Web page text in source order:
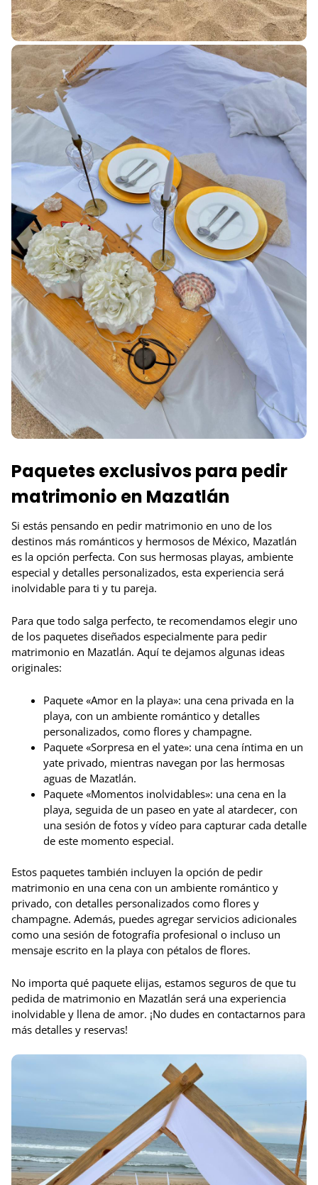
Paquetes exclusivos para pedir
matrimonio en Mazatlán
Si estás pensando en pedir matrimonio en uno de los
destinos más románticos y hermosos de México, Mazatlán
es la opción perfecta. Con sus hermosas playas, ambiente
especial y detalles personalizados, esta experiencia será
inolvidable para ti y tu pareja.
Para que todo salga perfecto, te recomendamos elegir uno
de los paquetes diseñados especialmente para pedir
matrimonio en Mazatlán. Aquí te dejamos algunas ideas
originales:
Paquete «Amor en la playa»: una cena privada en la
playa, con un ambiente romántico y detalles
personalizados, como flores y champagne.
Paquete «Sorpresa en el yate»: una cena íntima en un
yate privado, mientras navegan por las hermosas
aguas de Mazatlán.
Paquete «Momentos inolvidables»: una cena en la
playa, seguida de un paseo en yate al atardecer, con
una sesión de fotos y vídeo para capturar cada detalle
de este momento especial.
Estos paquetes también incluyen la opción de pedir
matrimonio en una cena con un ambiente romántico y
privado, con detalles personalizados como flores y
champagne. Además, puedes agregar servicios adicionales
como una sesión de fotografía profesional o incluso un
mensaje escrito en la playa con pétalos de flores.
No importa qué paquete elijas, estamos seguros de que tu
pedida de matrimonio en Mazatlán será una experiencia
inolvidable y llena de amor. ¡No dudes en contactarnos para
más detalles y reservas!